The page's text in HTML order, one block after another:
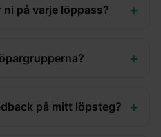
på varje löppass? +
+
på mitt löpsteg? +